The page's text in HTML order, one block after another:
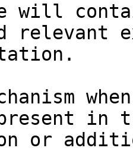
will
relevant
in
or